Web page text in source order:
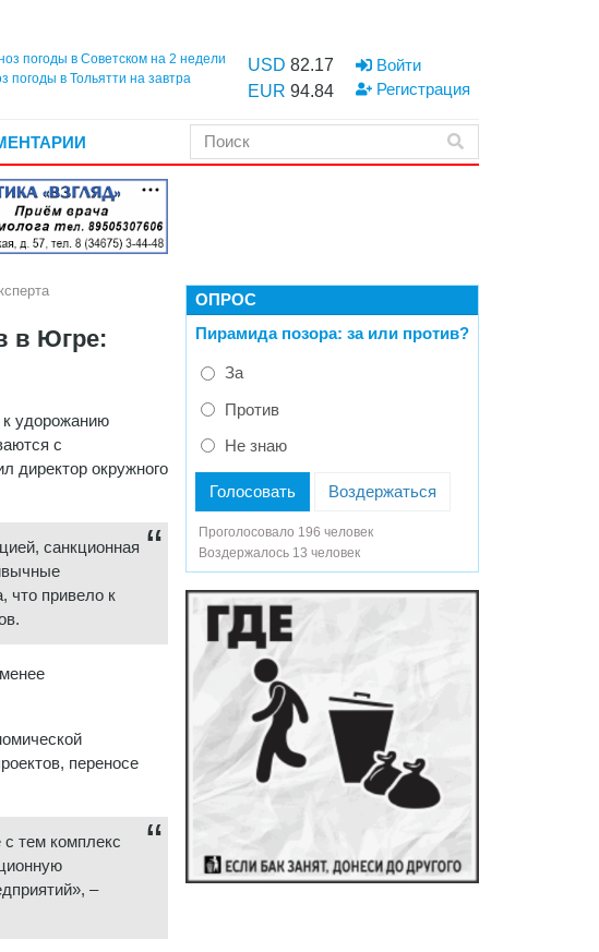
погоды в Советском на 2 недели
погоды в Тольятти на завтра
USD 82.17
EUR 94.84
Войти
Регистрация
в Югре:
к удорожанию
с
директор окружного
санкционная
что привело к
переносе
тем комплекс
–
ОПРОС
Пирамида позора: за или против?
За
Против
Не знаю
Голосовать Воздержаться
Проголосовало 196 человек
Воздержалось 13 человек